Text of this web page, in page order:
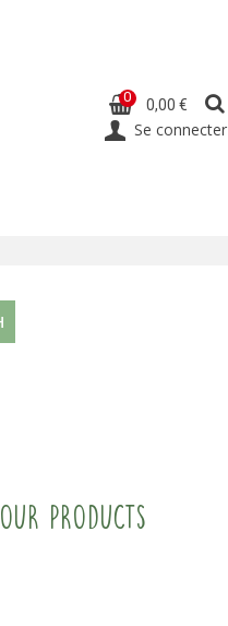
0 0,00 €
Se connecter
Our products